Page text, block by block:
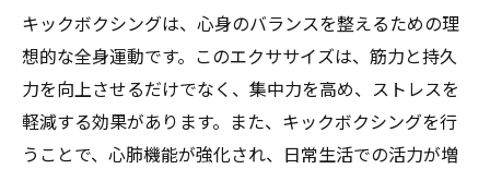
キックボクシングは、心身のバランスを整えるための理
想的な全身運動です。このエクササイズは、筋力と持久
力を向上させるだけでなく、集中力を高め、ストレスを
軽減する効果があります。また、キックボクシングを行
うことで、心肺機能が強化され、日常生活での活力が増